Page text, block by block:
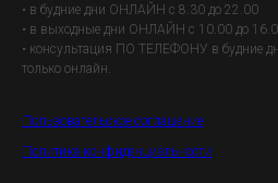
• в будние дни ОНЛАЙН с 8.30 до 22.00
• в выходные дни ОНЛАЙН с 10.00 до
• консультация ПО ТЕЛЕФОНУ в будние
только онлайн.
Пользовательское соглашение
Политика конфиденциальности